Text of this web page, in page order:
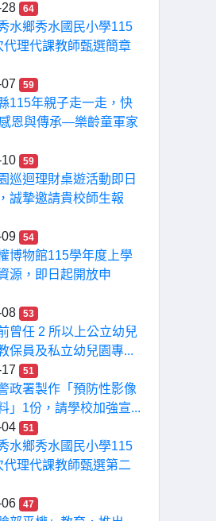
64
水鄉秀水國民小學115
代理代課教師甄選簡章
59
115年親子走一走，快
恩與傳承—樂齡童軍家
59
巡迴理財桌遊活動即日
誠摯邀請貴校師生報
54
博物館115學年度上學
源，即日起開放申
53
曾任 2 所以上公立幼兒
保員及私立幼兒園專...
51
政署製作「預防性影像
」1份，請學校加強宣...
51
水鄉秀水國民小學115
理代課教師甄選第二
47